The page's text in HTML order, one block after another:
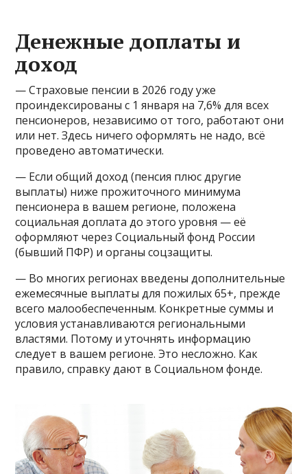
Денежные доплаты и
доход
— Страховые пенсии в 2026 году уже
проиндексированы с 1 января на 7,6% для всех
пенсионеров, независимо от того, работают они
или нет. Здесь ничего оформлять не надо, всё
проведено автоматически.
— Если общий доход (пенсия плюс другие
выплаты) ниже прожиточного минимума
пенсионера в вашем регионе, положена
социальная доплата до этого уровня — её
оформляют через Социальный фонд России
(бывший ПФР) и органы соцзащиты.
— Во многих регионах введены дополнительные
ежемесячные выплаты для пожилых 65+, прежде
всего малообеспеченным. Конкретные суммы и
условия устанавливаются региональными
властями. Потому и уточнять информацию
следует в вашем регионе. Это несложно. Как
правило, справку дают в Социальном фонде.